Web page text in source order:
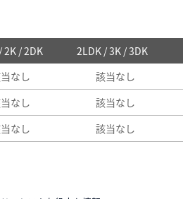
2K / 2DK 2LDK / 3K / 3DK
なし 該当なし
なし 該当なし
なし 該当なし